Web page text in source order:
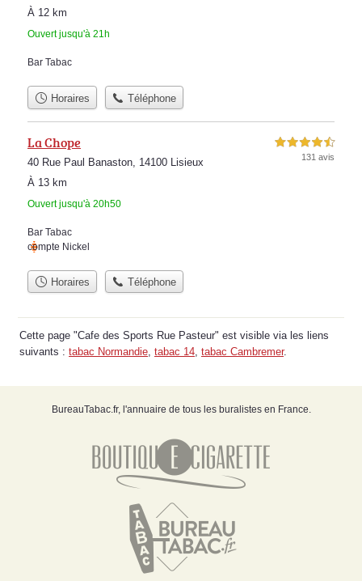
À 12 km
Ouvert jusqu'à 21h
Bar Tabac
Horaires Téléphone
La Chope
40 Rue Paul Banaston, 14100 Lisieux
À 13 km
Ouvert jusqu'à 20h50
4,5 étoiles sur 5
131 avis
Bar Tabac
compte Nickel
Horaires Téléphone
Cette page "Cafe des Sports Rue Pasteur" est visible via les liens
suivants : tabac Normandie, tabac 14, tabac Cambremer.
BureauTabac.fr, l'annuaire de tous les buralistes en France.